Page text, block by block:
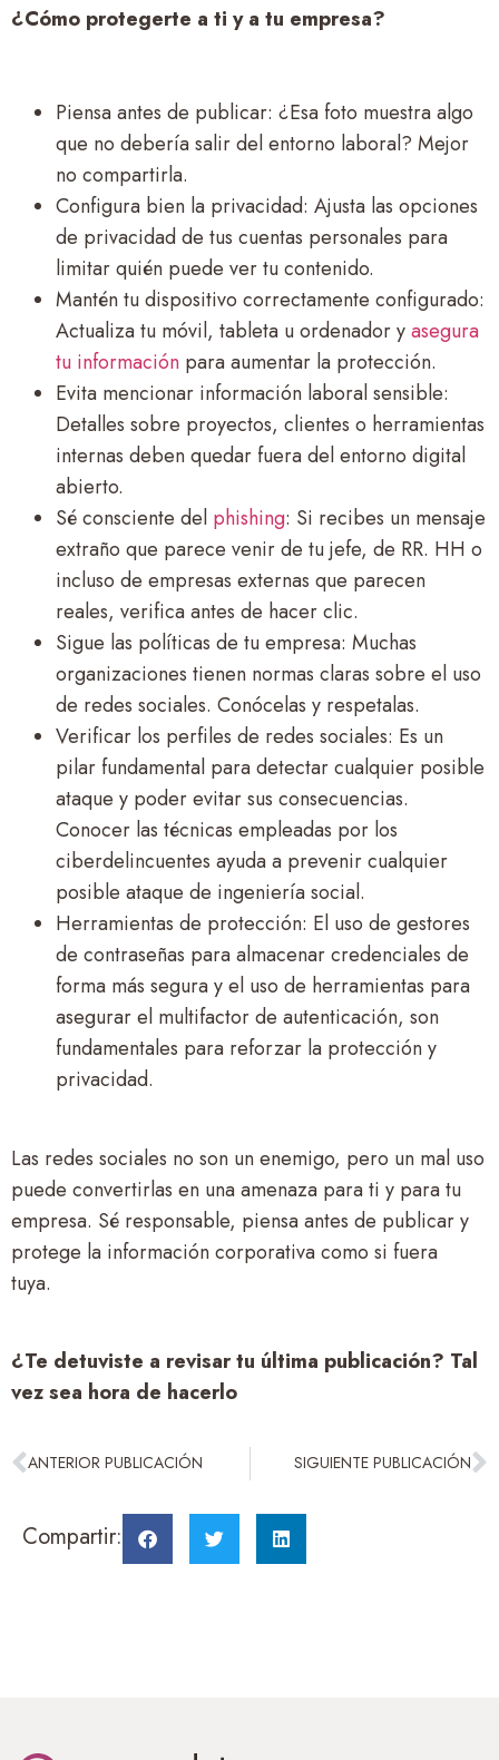
¿Cómo protegerte a ti y a tu empresa?
Piensa antes de publicar: ¿Esa foto muestra algo
que no debería salir del entorno laboral? Mejor
no compartirla.
Configura bien la privacidad: Ajusta las opciones
de privacidad de tus cuentas personales para
limitar quién puede ver tu contenido.
Mantén tu dispositivo correctamente configurado:
Actualiza tu móvil, tableta u ordenador yasegura
tu información para aumentar la protección.
Evita mencionar información laboral sensible:
Detalles sobre proyectos, clientes o herramientas
internas deben quedar fuera del entorno digital
abierto.
Sé consciente del phishing: Si recibes un mensaje
extraño que parece venir de tu jefe, de RR. HH o
incluso de empresas externas que parecen
reales, verifica antes de hacer clic.
Sigue las políticas de tu empresa: Muchas
organizaciones tienen normas claras sobre el uso
de redes sociales. Conócelas y respetalas.
Verificar los perfiles de redes sociales: Es un
pilar fundamental para detectar cualquier posible
ataque y poder evitar sus consecuencias.
Conocer las técnicas empleadas por los
ciberdelincuentes ayuda a prevenir cualquier
posible ataque de ingeniería social.
Herramientas de protección: El uso de gestores
de contraseñas para almacenar credenciales de
forma más segura y el uso de herramientas para
asegurar el multifactor de autenticación, son
fundamentales para reforzar la protección y
privacidad.
Las redes sociales no son un enemigo, pero un mal uso
puede convertirlas en una amenaza para ti y para tu
empresa. Sé responsable, piensa antes de publicar y
protege la información corporativa como si fuera
tuya.
¿Te detuviste a revisar tu última publicación? Tal
vez sea hora de hacerlo
ANTERIOR PUBLICACIÓN SIGUIENTE PUBLICACIÓN
Compartir: